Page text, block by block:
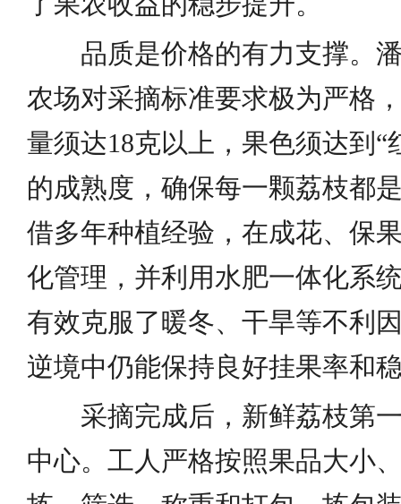
品质是价格的有力支撑。
农场对采摘标准要求极为严格
量须达18克以上，果色须达到“
的成熟度，确保每一颗荔枝都
借多年种植经验，在成花、保
化管理，并利用水肥一体化系
有效克服了暖冬、干旱等不利
逆境中仍能保持良好挂果率和
采摘完成后，新鲜荔枝第
中心。工人严格按照果品大小